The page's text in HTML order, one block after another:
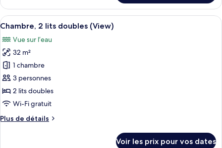
doubles,
vue
ville
le
type
de
Chambre,
2
lits
doubles,
vue
ville
Afficher
toutes
les
photos
pour
ce
type
de
chambre :
Chambre,
Une chambre d’hôtel avec une
6
Chambre, 2 lits doubles (View)
Vue sur l’eau
32 m²
1 chambre
3 personnes
2 lits doubles
Wi-Fi gratuit
Plus de détails
Plus
Voir les prix pour vos dates